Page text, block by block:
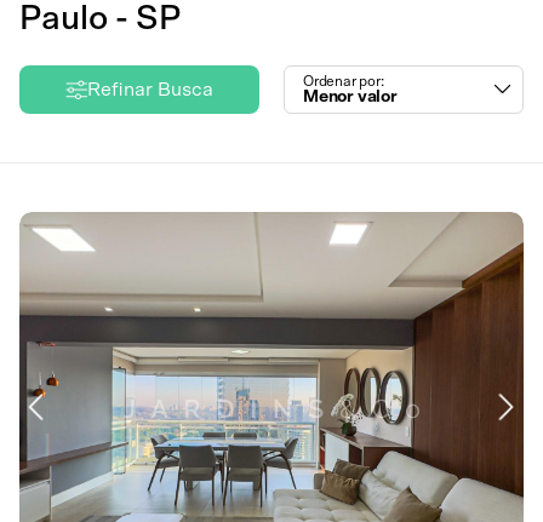
Paulo - SP
Refinar Busca Ordenar por:
Menor valor